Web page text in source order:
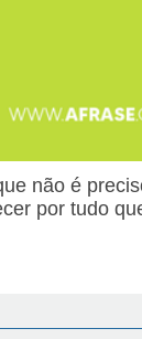
não é
por tudo